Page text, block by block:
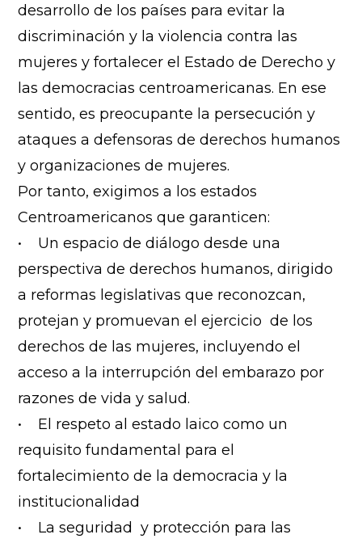
desarrollo de los países para evitar la
discriminación y la violencia contra las
mujeres y fortalecer el Estado de Derecho y
las democracias centroamericanas. En ese
sentido, es preocupante la persecución y
ataques a defensoras de derechos humanos
y organizaciones de mujeres.
Por tanto, exigimos a los estados
Centroamericanos que garanticen:
• Un espacio de diálogo desde una
perspectiva de derechos humanos, dirigido
a reformas legislativas que reconozcan,
protejan y promuevan el ejercicio de los
derechos de las mujeres, incluyendo el
acceso a la interrupción del embarazo por
razones de vida y salud.
• El respeto al estado laico como un
requisito fundamental para el
fortalecimiento de la democracia y la
institucionalidad
• La seguridad y protección para las